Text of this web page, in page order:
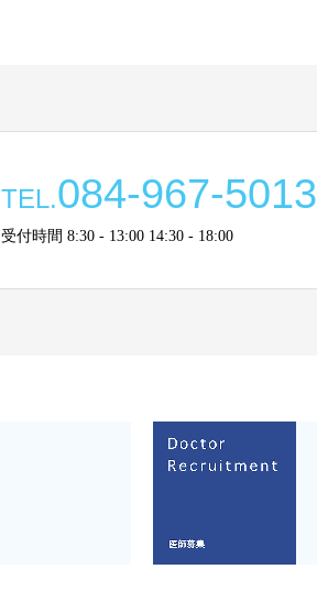
TEL.084-967-5013
受付時間 8:30 - 13:00 14:30 - 18:00